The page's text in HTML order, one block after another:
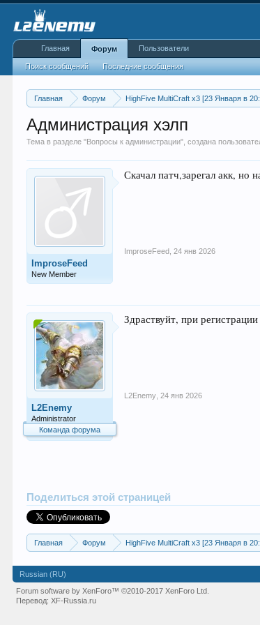
Главная Форум HighFive MultiCraft x3 [23 Января в
Администрация хэлп
Тема в разделе "Вопросы к администрации", создана
ImproseFeed
New Member
Скачал патч,зарегал акк, но
ImproseFeed 24 янв 2026
L2Enemy
Administrator
Команда форума
Здраствуйт, при
L2Enemy 24 янв 2026
Поделиться этой страницей
Главная Форум HighFive MultiCraft x3 [23 Января в
Главная Форум
Поиск сообщений Последние сообщения
Пользователи
Russian (RU)
Forum software by XenForo™©2010-2017 XenForo Ltd.
Перевод:XF-Russia.ru